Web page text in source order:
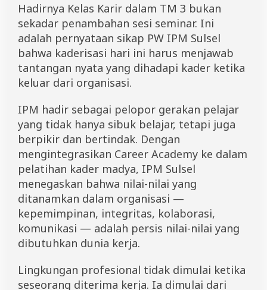
Hadirnya Kelas Karir dalam TM 3 bukan
sekadar penambahan sesi seminar. Ini
adalah pernyataan sikap PW IPM Sulsel
bahwa kaderisasi hari ini harus menjawab
tantangan nyata yang dihadapi kader ketika
keluar dari organisasi.
IPM hadir sebagai pelopor gerakan pelajar
yang tidak hanya sibuk belajar, tetapi juga
berpikir dan bertindak. Dengan
mengintegrasikan Career Academy ke dalam
pelatihan kader madya, IPM Sulsel
menegaskan bahwa nilai-nilai yang
ditanamkan dalam organisasi —
kepemimpinan, integritas, kolaborasi,
komunikasi — adalah persis nilai-nilai yang
dibutuhkan dunia kerja.
Lingkungan profesional tidak dimulai ketika
seseorang diterima kerja. Ia dimulai dari